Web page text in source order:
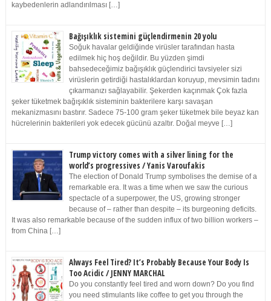
kaybedenlerin adlandırılması […]
Bağışıklık sistemini güçlendirmenin 20 yolu
Soğuk havalar geldiğinde virüsler tarafından hasta
edilmek hiç hoş değildir. Bu yüzden şimdi
bahsedeceğimiz bağışıklık güçlendirici tavsiyeler sizi
virüslerin getirdiği hastalıklardan koruyup, mevsimin tadını
çıkarmanızı sağlayabilir. Şekerden kaçınmak Çok fazla
şeker tüketmek bağışıklık sisteminin bakterilere karşı savaşan
mekanizmasını bastırır. Sadece 75-100 gram şeker tüketmek bile beyaz kan
hücrelerinin bakterileri yok edecek gücünü azaltır. Doğal meyve […]
Trump victory comes with a silver lining for the
world’s progressives / Yanis Varoufakis
The election of Donald Trump symbolises the demise of a
remarkable era. It was a time when we saw the curious
spectacle of a superpower, the US, growing stronger
because of – rather than despite – its burgeoning deficits.
It was also remarkable because of the sudden influx of two billion workers –
from China […]
Always Feel Tired? It’s Probably Because Your Body Is
Too Acidic / JENNY MARCHAL
Do you constantly feel tired and worn down? Do you find
you need stimulants like coffee to get you through the